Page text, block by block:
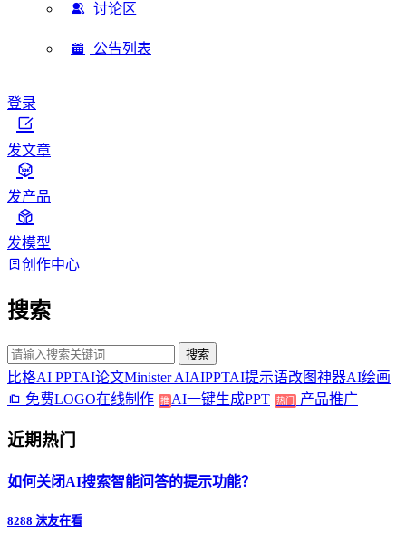
讨论区
公告列表
登录
发文章
发产品
发模型
创作中心
搜索
搜索
比格AI PPTAI论文Minister AIAIPPTAI提示语改图神器AI绘画
免费LOGO在线制作
推 AI一键生成PPT 热门 产品推广
近期热门
如何关闭AI搜索智能问答的提示功能？
8288 沫友在看